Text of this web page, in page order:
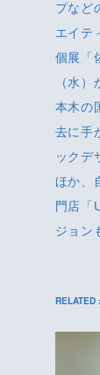
プなど
エイテ
個展「
（水
本木の
去に手
ックデ
ほか、
門店「
ジョン
RELATED :